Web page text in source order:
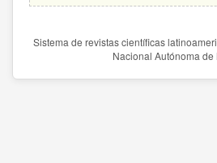
Sistema de revistas científicas
Nacional Autónoma de